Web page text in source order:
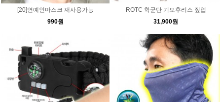
[20]연예인마스크 재사용가능
990원
ROTC 학군단 기모후리스 짚업
31,900원